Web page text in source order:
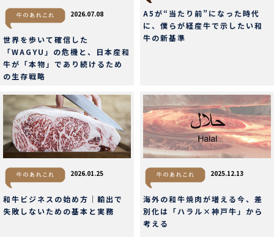
2026.07.08
世界を歩いて確信した
「WAGYU」の危機と、日本産和
牛が「本物」であり続けるため
の生存戦略
A5が“当たり前”になった時代
に、僕らが経産牛で示したい和
牛の新基準
2026.01.25
和牛ビジネスの始め方｜輸出で
失敗しないための基本と実務
2025.12.13
海外の和牛焼肉が増える今、差
別化は「ハラル×神戸牛」から
考える